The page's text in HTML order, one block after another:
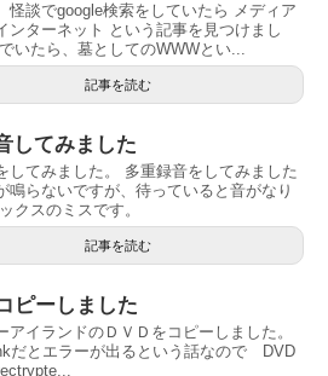
談でgoogle検索をしていたら メディア
ンターネット という記事を見つけまし
いたら、墓としてのWWWとい...
記事を読む
してみました
してみました。 多重録音をしてみました
鳴らないですが、待っていると音がなり
クスのミスです。
記事を読む
ピーしました
アイランドのＤＶＤをコピーしました。
だとエラーが出るという話なので DVD